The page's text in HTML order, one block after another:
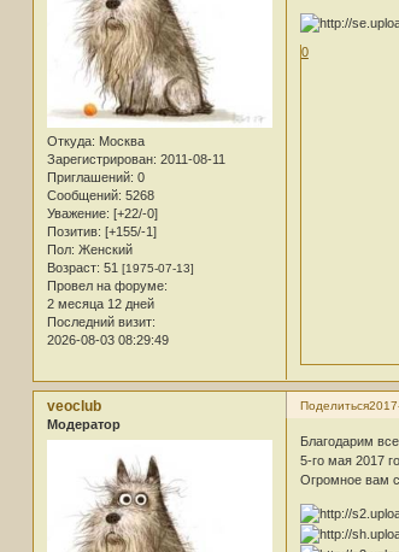
Откуда: Москва
Зарегистрирован: 2011-08-11
Приглашений: 0
Сообщений: 5268
Уважение: [+22/-0]
Позитив: [+155/-1]
Пол: Женский
Возраст: 51 [1975-07-13]
Провел на форуме:
2 месяца 12 дней
Последний визит:
2026-08-03 08:29:49
0
Поделиться
veoclub
Модератор
Благодарим
5-го мая 2017
Огромное вам